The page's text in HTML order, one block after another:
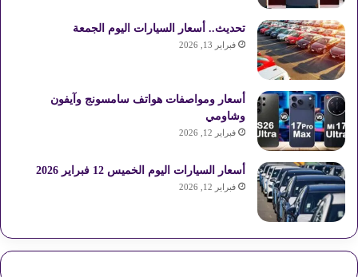
تحديث.. أسعار السيارات اليوم الجمعة
فبراير 13, 2026
أسعار ومواصفات هواتف سامسونج وآيفون
وشاومي
فبراير 12, 2026
أسعار السيارات اليوم الخميس 12 فبراير 2026
فبراير 12, 2026